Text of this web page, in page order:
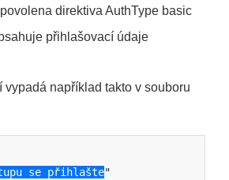
direktiva AuthType basic
přihlašovací údaje
vypadá například takto v souboru
se přihlašte"